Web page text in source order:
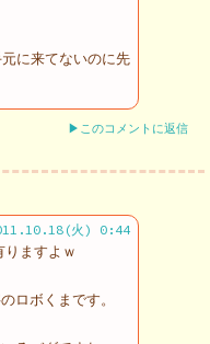
に来てないのに先
▶このコメントに返信
火) 0:44
りますよｗ
ロボくまです。